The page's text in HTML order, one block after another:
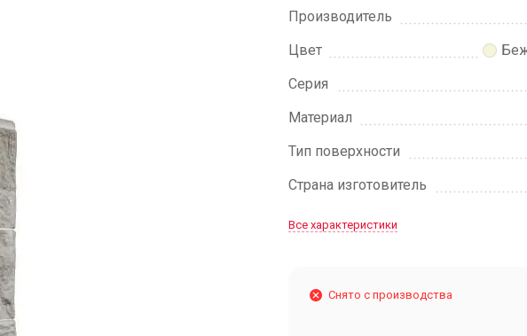
Производитель
Цвет
Серия
Материал
Тип поверхности
Страна изготовитель
Все характеристики
Снято с производства